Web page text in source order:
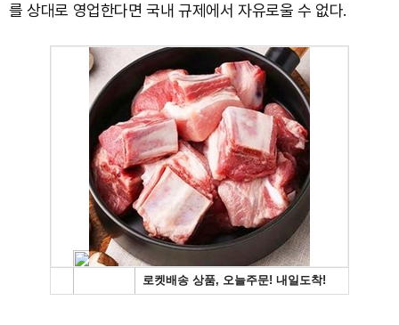
를 상대로 영업한다면 국내 규제에서 자유로울 수 없다.